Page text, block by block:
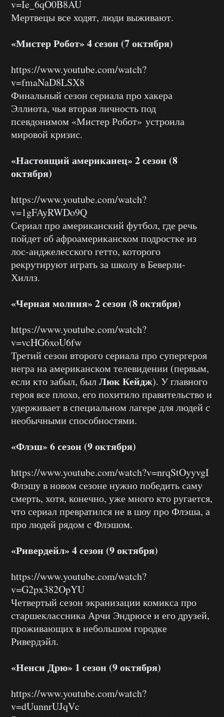
v=Ie_6qO0B8AU
Мертвецы все ходят, люди выживают.
«Мистер Робот» 4 сезон (7 октября)
https://www.youtube.com/watch?
v=fmaNaD8LSX8
Финальный сезон сериала про хакера
Эллиота, чья вторая личность под
псевдонимом «Мистер Робот» устроила
мировой кризис.
«Настоящий американец» 2 сезон (8
октября)
https://www.youtube.com/watch?
v=1gFAyRWDo9Q
Сериал про американский футбол, где речь
пойдет об афроамериканском подростке из
лос-анджелесского гетто, которого
рекрутируют играть за школу в Беверли-
Хиллз.
«Черная молния» 2 сезон (8 октября)
https://www.youtube.com/watch?
v=vcHG6xoU6fw
Третий сезон второго сериала про супергероя
негра на американском телевидении (первым,
если кто забыл, былЛюк Кейдж). У главного
героя все плохо, его похитило правительство и
удерживает в специальном лагере для людей с
необычными способностями.
«Флэш» 6 сезон (9 октября)
https://www.youtube.com/watch?v=nrqStOyyvgI
Флэшу в новом сезоне нужно победить саму
смерть, хотя, конечно, уже много кто ругается,
что сериал превратился не в шоу про Флэша, а
про людей рядом с Флэшом.
«Ривердейл» 4 сезон (9 октября)
https://www.youtube.com/watch?
v=G2px382OpYU
Четвертый сезон экранизации комикса про
старшеклассника Арчи Эндрюсе и его друзей,
проживающих в небольшом городке
Ривердэйл.
«Ненси Дрю» 1 сезон (9 октября)
https://www.youtube.com/watch?
v=dUunnrUJqVc